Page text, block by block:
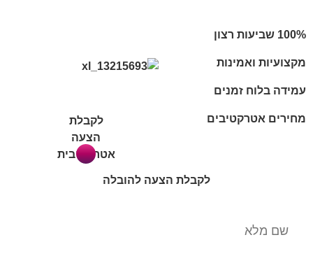
מקצועיות ואמינות
עמידה בלוח זמנים
מחירים אטרקטיבים
לקבלת
הצעה
אטרקטיבית
לקבלת הצעה להובלה